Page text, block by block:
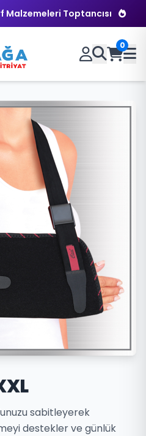
Malzemeleri Toptancısı
0
sabitleyerek
destekler ve günlük